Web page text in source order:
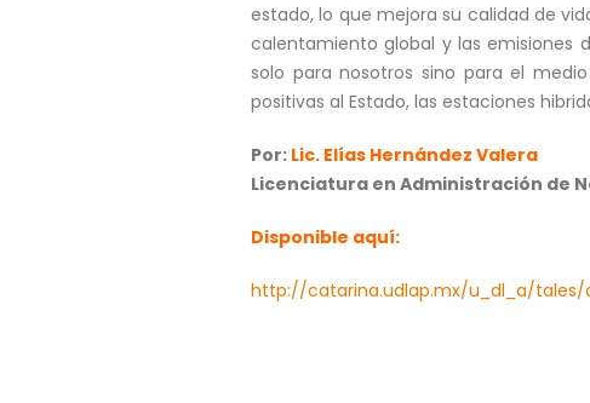
estado, lo que mejora su calidad de
calentamiento global y las emisiones
solo para nosotros sino para el
positivas al Estado, las estaciones
Por: Lic. Elías Hernández Valera
Licenciatura en Administración de
Disponible aquí:
http://catarina.udlap.mx/u_dl_a/